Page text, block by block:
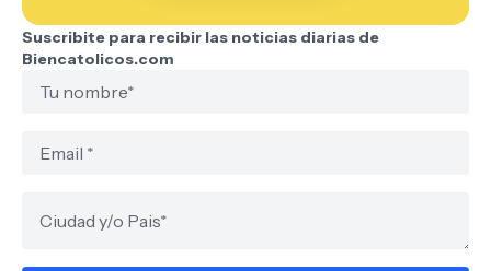
Suscribite para recibir las noticias diarias de
Biencatolicos.com